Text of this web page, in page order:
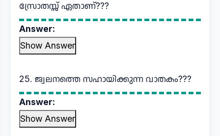
സ്രോതസ്സ് ഏതാണ്???
Answer:
Show Answer
25. ജ്വലനത്തെ സഹായിക്കുന്ന വാതകം???
Answer:
Show Answer